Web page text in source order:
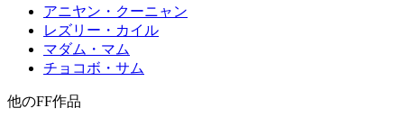
アニヤン・クーニャン
レズリー・カイル
マダム・マム
チョコボ・サム
他のFF作品